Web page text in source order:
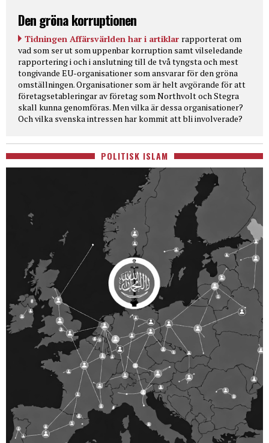
Den gröna korruptionen
Tidningen Affärsvärlden har i artiklar rapporterat om
vad som ser ut som uppenbar korruption samt vilseledande
rapportering i och i anslutning till de två tyngsta och mest
tongivande EU-organisationer som ansvarar för den gröna
omställningen. Organisationer som är helt avgörande för att
företagsetableringar av företag som Northvolt och Stegra
skall kunna genomföras. Men vilka är dessa organisationer?
Och vilka svenska intressen har kommit att bli involverade?
POLITISK ISLAM